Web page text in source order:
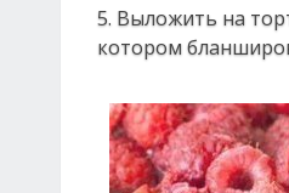
5. Выложить на
котором